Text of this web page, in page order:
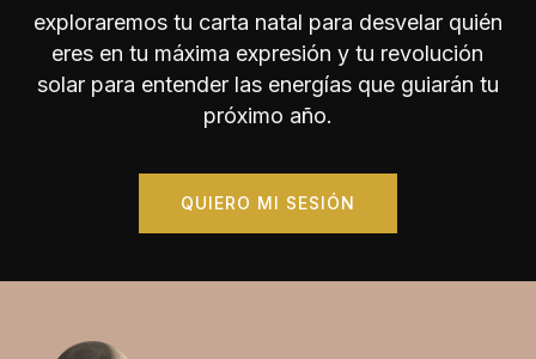
exploraremos tu carta natal para desvelar quién
eres en tu máxima expresión y tu revolución
solar para entender las energías que guiarán tu
próximo año.
QUIERO MI SESIÓN